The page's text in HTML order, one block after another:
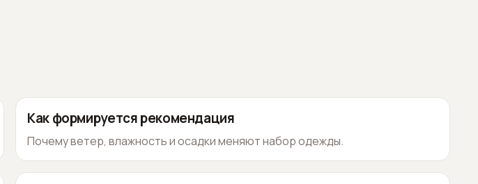
Как формируется рекомендация
Почему ветер, влажность и осадки меняют набор одежды.